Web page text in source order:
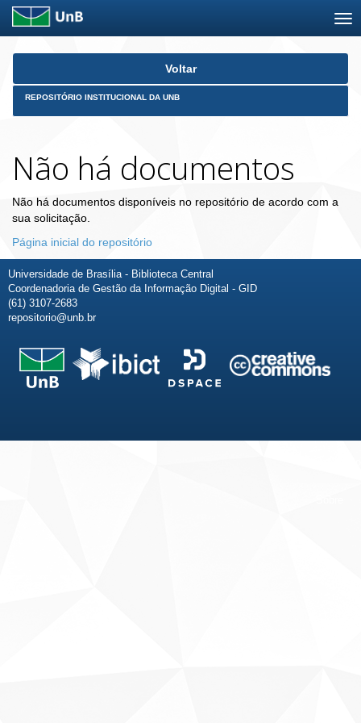
Skip
Voltar
REPOSITÓRIO INSTITUCIONAL DA UNB
Não há documentos
Não há documentos disponíveis no repositório de acordo com a
sua solicitação.
Página inicial do repositório
Universidade de Brasília - Biblioteca Central
Coordenadoria de Gestão da Informação Digital - GID
(61) 3107-2683
repositorio@unb.br